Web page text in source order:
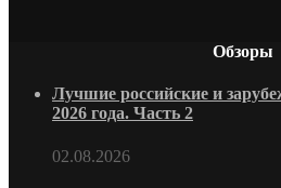
Обзоры
Лучшие российские и
2026 года. Часть 2
02.08.2026